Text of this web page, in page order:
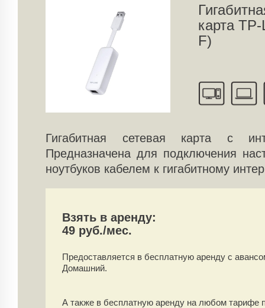
карта
F)
Гигабитная сетевая карта с
Предназначена для подключения
ноутбуков кабелем к гигабитному
Взять в аренду:
49 руб./мес.
Предоставляется в бесплатную аренду с
Домашний.
А также в бесплатную аренду на любом тарифе